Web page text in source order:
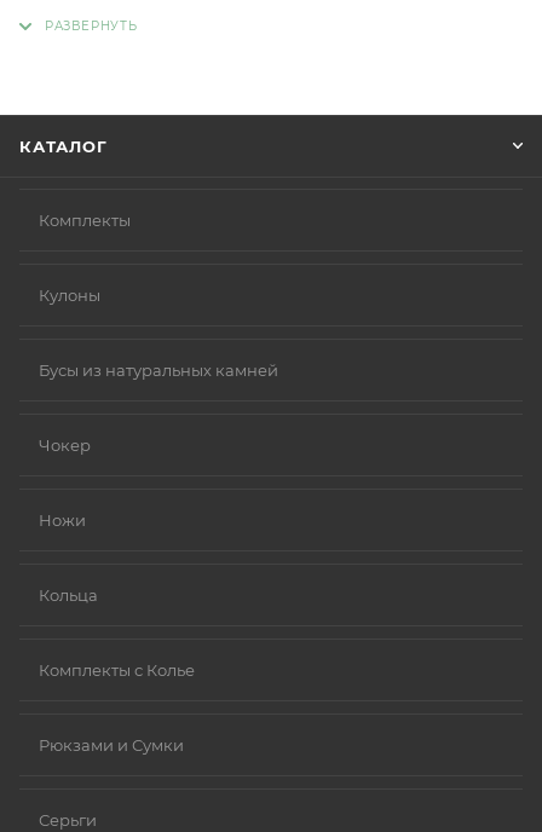
КАТАЛОГ
Комплекты
Кулоны
Бусы из натуральных камней
Чокер
Ножи
Кольца
Комплекты с Колье
Рюкзами и Сумки
Серьги